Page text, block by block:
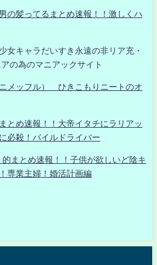
の髪ってるまとめ速報！！激しくハ
女キャラだいすき永遠の非リア充・
の為のマニアックサイト
メッフル） ひきこもりニートのオ
とめ速報！！大帝イタチにラリアッ
必殺！パイルドライバー
まとめ速報！！子供が欲しいど陰キ
専業主婦！婚活計画編